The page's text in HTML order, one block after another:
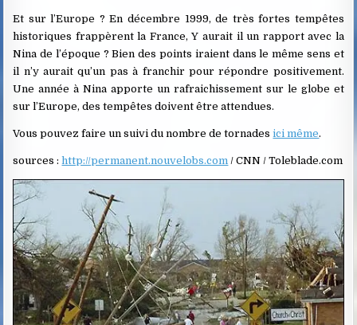
Et sur l’Europe ? En décembre 1999, de très fortes tempêtes
historiques frappèrent la France, Y aurait il un rapport avec la
Nina de l’époque ? Bien des points iraient dans le même sens et
il n’y aurait qu’un pas à franchir pour répondre positivement.
Une année à Nina apporte un rafraichissement sur le globe et
sur l’Europe, des tempêtes doivent être attendues.
Vous pouvez faire un suivi du nombre de tornadesici même.
sources :http://permanent.nouvelobs.com / CNN / Toleblade.com